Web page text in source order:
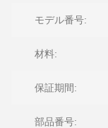
モデル番号:
材料:
保証期間:
部品番号: